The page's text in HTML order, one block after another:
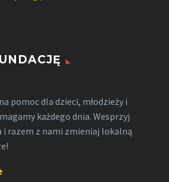
pomoc dla dzieci, młodzieży i
każdego dnia. Wesprzyj
i razem z nami zmieniaj lokalną